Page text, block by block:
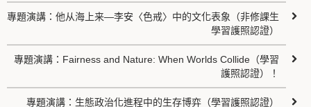
專題演講：他从海上来—李安〈色戒〉中的文化表象（非修課生
學習護照認證）
專題演講：Fairness and Nature: When Worlds Collide（學習
護照認證）！
專題演講：生態政治化進程中的生存博弈（學習護照認證）